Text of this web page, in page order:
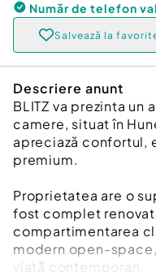
Număr de telefon
Salvează la
Descriere anunt
BLITZ va prezinta
camere, situat în
apreciază confortul,
premium.
Proprietatea are o
fost complet
compartimentarea
modern open-
viață contemporan.